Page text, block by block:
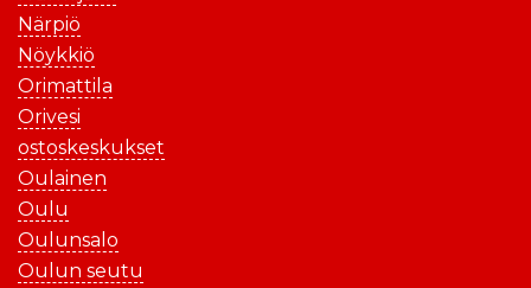
Närpiö
Nöykkiö
Orimattila
Orivesi
ostoskeskukset
Oulainen
Oulu
Oulunsalo
Oulun seutu